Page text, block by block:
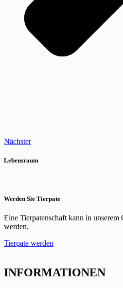
Nächster
Lebensraum
Werden Sie Tierpate
Eine Tierpatenschaft kann in
werden.
Tierpate werden
INFORMATIONEN